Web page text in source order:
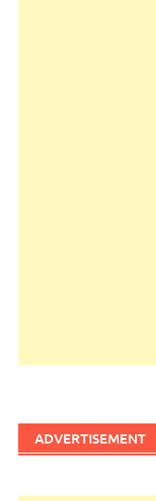
ADVERTISEMENT